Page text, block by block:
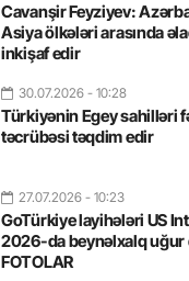
Cavanşir Feyziyev:
Asiya ölkələri arasında
inkişaf edir
30.07.2026 - 10:28
Türkiyənin Egey sahilləri
təcrübəsi təqdim edir
27.07.2026 - 10:23
GoTürkiye layihələri US
2026-da beynəlxalq uğur
FOTOLAR